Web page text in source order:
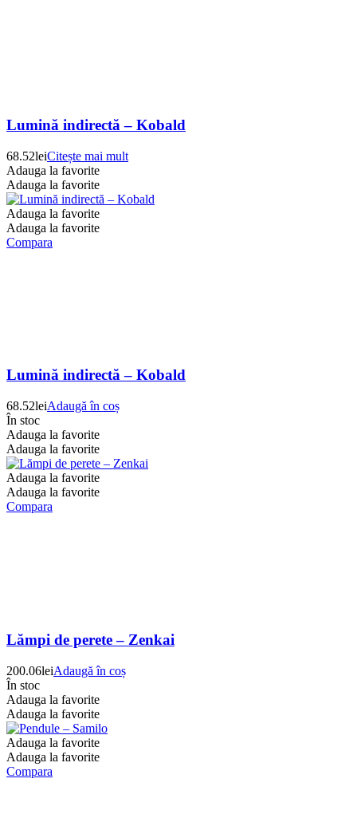
Lumină indirectă – Kobald
68.52leiCitește mai mult
Adauga la favorite
Adauga la favorite
Adauga la favorite
Adauga la favorite
Compara
Lumină indirectă – Kobald
68.52leiAdaugă în coș
În stoc
Adauga la favorite
Adauga la favorite
Adauga la favorite
Adauga la favorite
Compara
Lămpi de perete – Zenkai
200.06leiAdaugă în coș
În stoc
Adauga la favorite
Adauga la favorite
Adauga la favorite
Adauga la favorite
Compara